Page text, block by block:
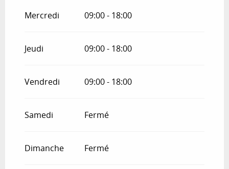
Mercredi 09:00 - 18:00
Jeudi 09:00 - 18:00
Vendredi 09:00 - 18:00
Samedi Fermé
Dimanche Fermé